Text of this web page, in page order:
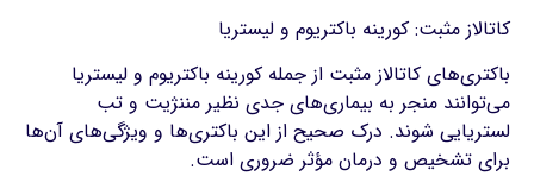
کاتالاز مثبت: کورینه باکتریوم و لیستریا
باکتری‌های کاتالاز مثبت از جمله کورینه باکتریوم و لیستریا
می‌توانند منجر به بیماری‌های جدی نظیر مننژیت و تب
لستریایی شوند. درک صحیح از این باکتری‌ها و ویژگی‌های آن‌ها
برای تشخیص و درمان مؤثر ضروری است.